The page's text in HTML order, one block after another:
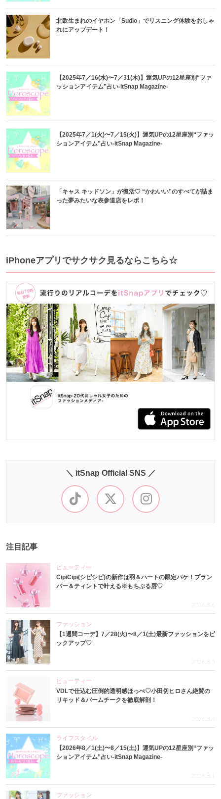
北欧生まれのイヤホン「Sudio」でリスニング体験をおしゃ
れにアップデート！
【2025年7／16(水)〜7／31(木)】運気UPの12星座別“ファ
ッションアイテム”占い-itSnap Magazine-
【2025年7／1(火)〜7／15(火)】運気UPの12星座別“ファッ
ションアイテム”占い-itSnap Magazine-
「キャス キッドソン」が復活♡ “かわいい”のすべてが詰ま
った夢みたいな表参道店をレポ！
iPhoneアプリでサクサク見るならこちら☆
＼ itSnap Official SNS ／
注目記事
ビューティー
CipiCipi(シピシピ)の新作は羽＆ハートの限定パケ！プラン
パー＆ティントで叶える※もちぷる唇♡
2026.8.6
ファッション
【1週間コーデ】7／28(火)〜8／1(土)最新ファッションをピ
ックアップ♡
2026.8.5
ビューティー
VDLで仕込む圧倒的透明感ほっぺ♡小田切ヒロさん絶賛の
リキッド＆バームチークを徹底解剖！
2026.8.4
ライフスタイル
【2026年8／1(土)〜8／15(土)】運気UPの12星座別“ファッ
ションアイテム”占い-itSnap Magazine-
2026.8.1
ファッション